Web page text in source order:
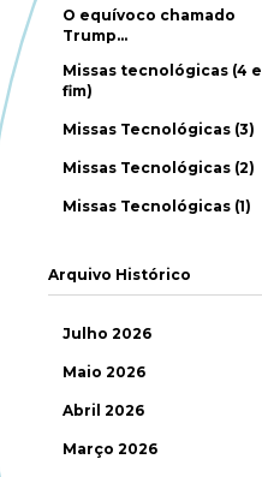
O equívoco chamado
Trump…
Missas tecnológicas (4 e
fim)
Missas Tecnológicas (3)
Missas Tecnológicas (2)
Missas Tecnológicas (1)
Arquivo Histórico
Julho 2026
Maio 2026
Abril 2026
Março 2026